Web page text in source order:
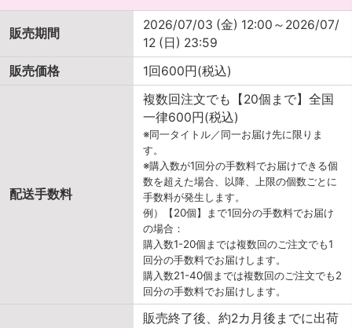
販売期間
2026/07/03 (金) 12:00～2026/07/
12 (日) 23:59
販売価格
1回600円(税込)
配送手数料
複数回注文でも【20個まで】全国
一律600円(税込)
※同一タイトル／同一お届け先に限りま
す。
※購入数が1回分の手数料でお届けできる個
数を超えた場合、以降、上限の個数ごとに
手数料が発生します。
例）【20個】まで1回分の手数料でお届け
の場合：
購入数1-20個までは複数回のご注文でも1
回分の手数料でお届けします。
購入数21-40個までは複数回のご注文でも2
回分の手数料でお届けします。
販売終了後、約2カ月後までに出荷